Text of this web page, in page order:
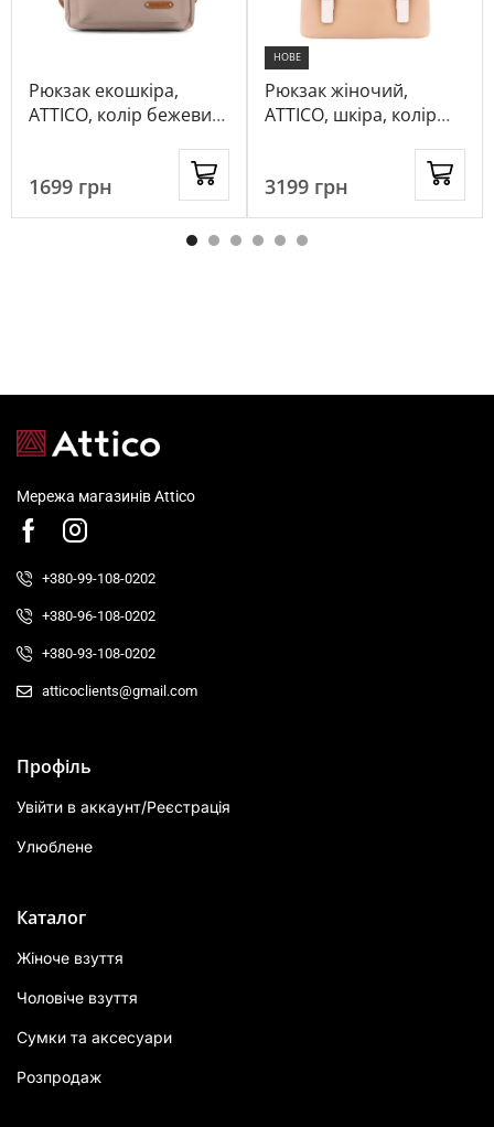
Рюкзак екошкіра,
ATTICO, колір бежевий,
1699 грн
НОВЕ
Рюкзак жіночий,
ATTICO, шкіра, колір
3199 грн
Мережа магазинів Attico
+380-99-108-0202
+380-96-108-0202
+380-93-108-0202
atticoclients@gmail.com
Профіль
Увійти в аккаунт/Реєстрація
Улюблене
Каталог
Жіноче взуття
Чоловіче взуття
Сумки та аксесуари
Розпродаж